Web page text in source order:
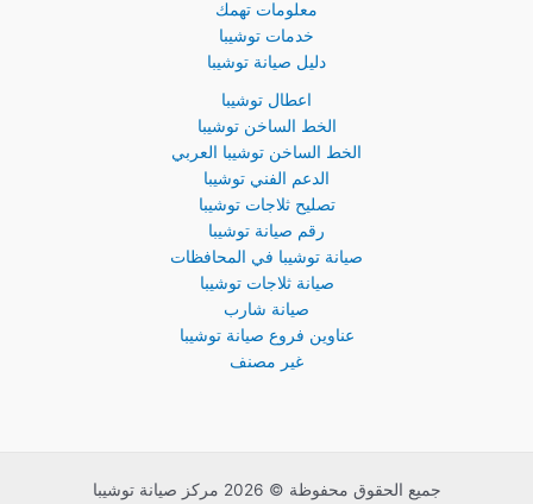
معلومات تهمك
خدمات توشيبا
دليل صيانة توشيبا
اعطال توشيبا
الخط الساخن توشيبا
الخط الساخن توشيبا العربي
الدعم الفني توشيبا
تصليح ثلاجات توشيبا
رقم صيانة توشيبا
صيانة توشيبا في المحافظات
صيانة ثلاجات توشيبا
صيانة شارب
عناوين فروع صيانة توشيبا
غير مصنف
جميع الحقوق محفوظة © 2026 مركز صيانة توشيبا